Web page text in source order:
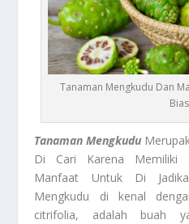
Tanaman Mengkudu Dan
Tanaman Mengkudu
Di Cari Karena Memiliki
Manfaat Untuk Di
Mengkudu di kenal
citrifolia, adalah buah